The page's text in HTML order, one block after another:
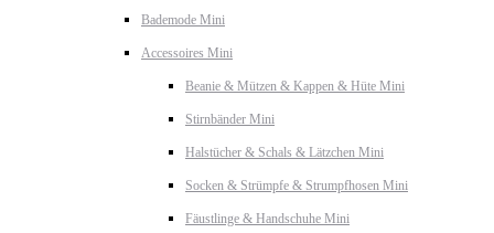
Bademode Mini
Accessoires Mini
Beanie & Mützen & Kappen & Hüte Mini
Stirnbänder Mini
Halstücher & Schals & Lätzchen Mini
Socken & Strümpfe & Strumpfhosen Mini
Fäustlinge & Handschuhe Mini